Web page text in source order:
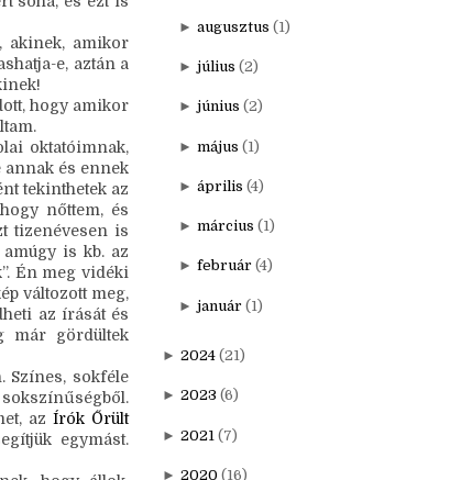
Sokat adott
olyannyira,
hogy mindezek
soha, és ezt is
akinek, amikor
e, aztán a
hogy amikor
annak és ennek
tekinthetek az
nőttem, és
tizenévesen is
is kb. az
Én meg vidéki
változott meg,
az írását és
már gördültek
Színes, sokféle
► október (1)
► szeptember
► augusztus
► július (2)
► június (2)
► május (1)
► április (4)
► március (1)
► 2024 (21)
► 2023 (6)